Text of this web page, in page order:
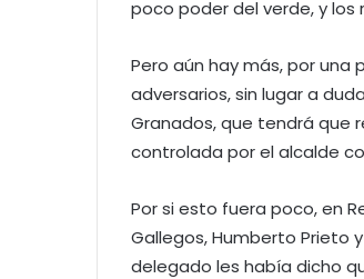
poco poder del verde, y
Pero aún hay más, por una
adversarios, sin lugar a
Granados, que tendrá que
controlada por el alcalde
Por si esto fuera poco, en
Gallegos, Humberto Prieto
delegado les había dicho